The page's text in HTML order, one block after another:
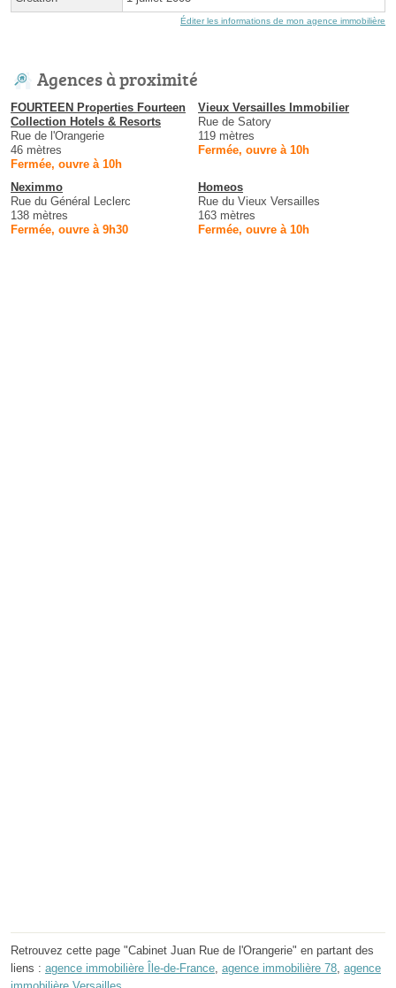
Éditer les informations de mon agence immobilière
Agences à proximité
FOURTEEN Properties Fourteen
Collection Hotels & Resorts
Rue de l'Orangerie
46 mètres
Fermée, ouvre à 10h
Vieux Versailles Immobilier
Rue de Satory
119 mètres
Fermée, ouvre à 10h
Neximmo
Rue du Général Leclerc
138 mètres
Fermée, ouvre à 9h30
Homeos
Rue du Vieux Versailles
163 mètres
Fermée, ouvre à 10h
Retrouvez cette page "Cabinet Juan Rue de l'Orangerie" en partant des
liens : agence immobilière Île-de-France, agence immobilière 78, agence